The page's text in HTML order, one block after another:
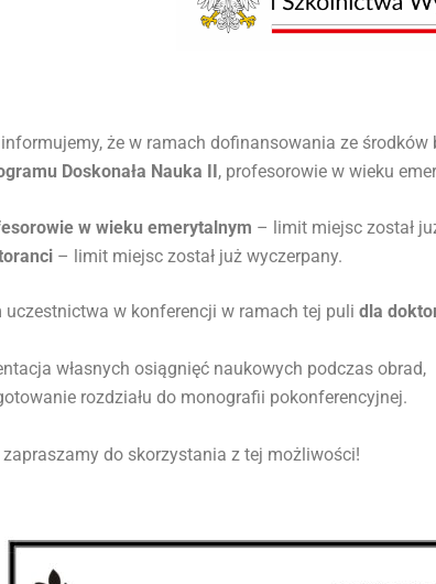
że w ramach dofinansowania ze
Doskonała Nauka II, profesorowie w wieku
w wieku emerytalnym – limit miejsc został
– limit miejsc został już wyczerpany.
uczestnictwa w konferencji w ramach tej puli dla
własnych osiągnięć naukowych podczas obrad,
rozdziału do monografii pokonferencyjnej.
zapraszamy do skorzystania z tej możliwości!